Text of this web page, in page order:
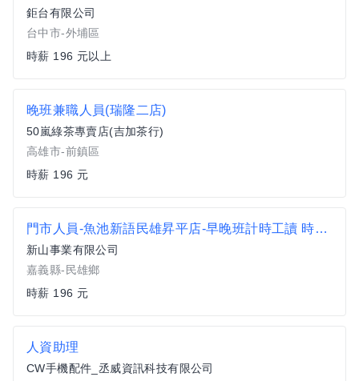
鉅台有限公司
台中市-外埔區
時薪 196 元以上
晚班兼職人員(瑞隆二店)
50嵐綠茶專賣店(吉加茶行)
高雄市-前鎮區
時薪 196 元
門市人員-魚池新語民雄昇平店-早晚班計時工讀 時間面議
新山事業有限公司
嘉義縣-民雄鄉
時薪 196 元
人資助理
CW手機配件_丞威資訊科技有限公司